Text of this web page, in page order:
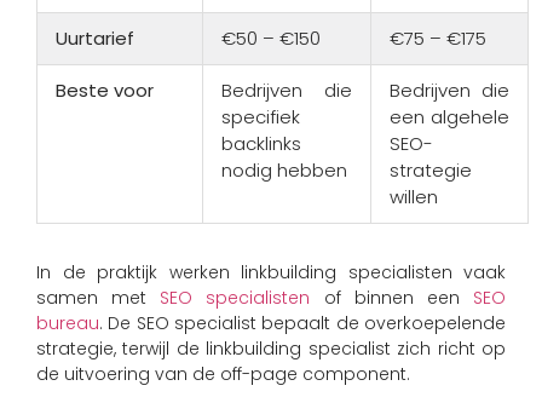
Uurtarief €50 – €150 €75 – €175
Beste voor
Bedrijven die
specifiek
backlinks
nodig hebben
Bedrijven die
een algehele
SEO-
strategie
willen
In de praktijk werken linkbuilding specialisten vaak
samen met SEO specialisten of binnen een SEO
bureau. De SEO specialist bepaalt de overkoepelende
strategie, terwijl de linkbuilding specialist zich richt op
de uitvoering van de off-page component.